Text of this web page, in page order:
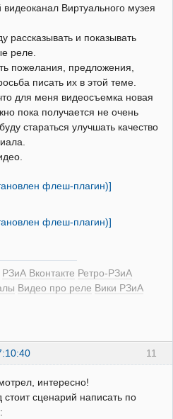
Виртуального музея
рассказывать и показывать
реле.
пожелания, предложения,
писать их в этой теме.
для меня видеосъемка новая
пока получается не очень
стараться улучшать качество
флеш-плагин)]
флеш-плагин)]
РЗиА Вконтакте Ретро-РЗиА
Видео про реле Вики РЗиА
11
интересно!
стоит сценарий написать по